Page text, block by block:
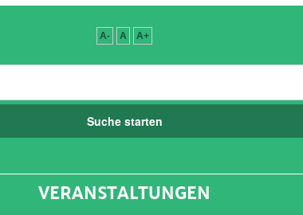
A- A A+
Suche starten
VERANSTALTUNGEN